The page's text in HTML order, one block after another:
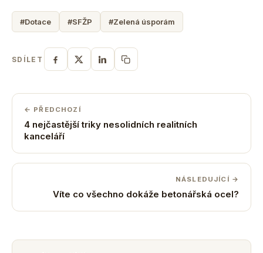
#Dotace #SFŽP #Zelená úsporám
SDÍLET
← PŘEDCHOZÍ
4 nejčastější triky nesolidních realitních
kanceláří
NÁSLEDUJÍCÍ →
Víte co všechno dokáže betonářská ocel?